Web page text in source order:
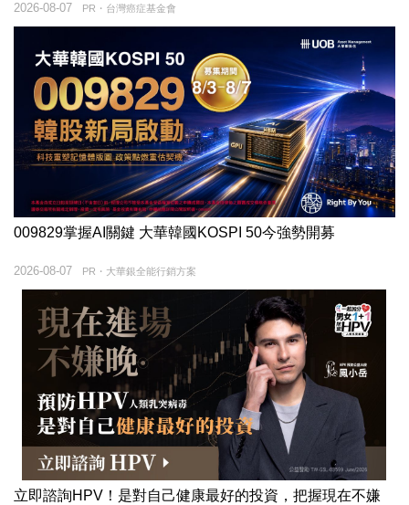
PR・台灣癌症基金會
2026-08-07
009829掌握AI關鍵 大華韓國KOSPI 50今強勢開募
PR・大華銀全能行銷方案
2026-08-07
立即諮詢HPV！是對自己健康最好的投資，把握現在不嫌